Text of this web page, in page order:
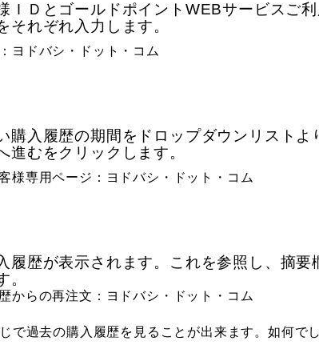
ＩＤとゴールドポイントWEBサービスご利
それぞれ入力します。
購入履歴の期間をドロップダウンリストよ
進むをクリックします。
履歴が表示されます。これを参照し、摘要
。
で過去の購入履歴を見ることが出来ます。如何で